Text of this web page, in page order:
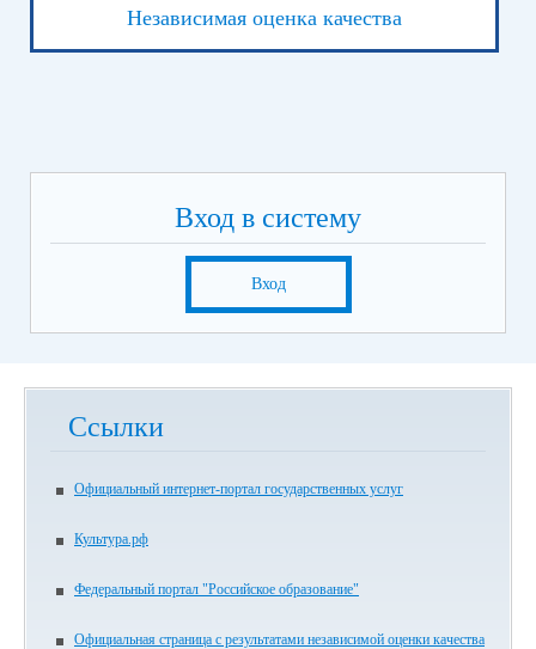
Независимая оценка качества
Вход в систему
Вход
Ссылки
Официальный интернет-портал государственных услуг
Культура.рф
Федеральный портал "Российское образование"
Официальная страница с результатами независимой оценки качества